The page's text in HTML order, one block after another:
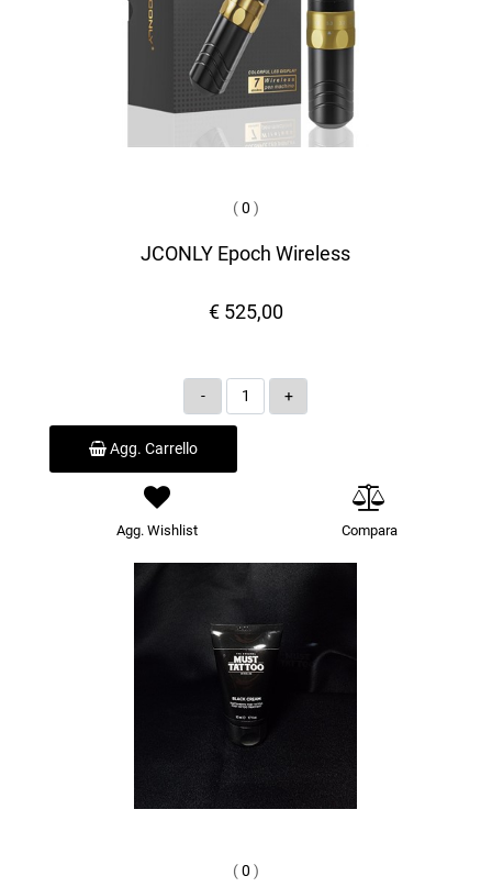
(0 )
JCONLY Epoch Wireless
€ 525,00
Quantità
Agg. Carrello
Agg. Wishlist Compara
(0 )